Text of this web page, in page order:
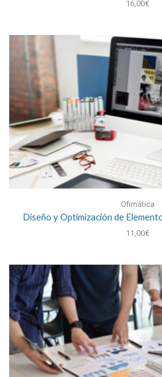
16,00€
Ofimática
Diseño y Optimización de
11,00€